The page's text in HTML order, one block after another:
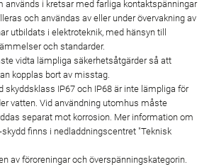
används i kretsar med farliga kontaktspänningar
och användas av eller under övervakning av
utbildats i elektroteknik, med hänsyn till
och standarder.
vidta lämpliga säkerhetsåtgärder så att
kopplas bort av misstag.
skyddsklass IP67 och IP68 är inte lämpliga för
vatten. Vid användning utomhus måste
separat mot korrosion. Mer information om
skydd finns i nedladdningscentret "Teknisk
av föroreningar och överspänningskategorin.